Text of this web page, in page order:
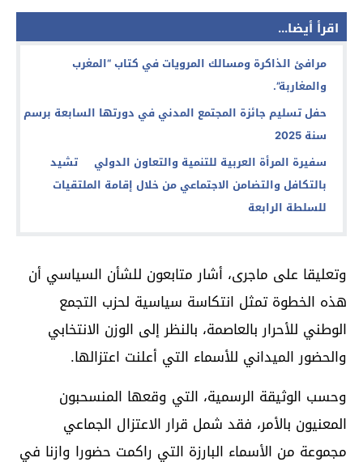
اقرأ أيضا...
مرافئ الذاكرة ومسالك المرويات في كتاب “المغرب
والمغاربة”.
حفل تسليم جائزة المجتمع المدني في دورتها السابعة برسم
سنة 2025
سفيرة المرأة العربية للتنمية والتعاون الدولي تشيد
بالتكافل والتضامن الاجتماعي من خلال إقامة الملتقيات
للسلطة الرابعة
وتعليقا على ماجرى، أشار متابعون للشأن السياسي أن
هذه الخطوة تمثل انتكاسة سياسية لحزب التجمع
الوطني للأحرار بالعاصمة، بالنظر إلى الوزن الانتخابي
والحضور الميداني للأسماء التي أعلنت اعتزالها.
وحسب الوثيقة الرسمية، التي وقعها المنسحبون
المعنيون بالأمر، فقد شمل قرار الاعتزال الجماعي
مجموعة من الأسماء البارزة التي راكمت حضورا وازنا في